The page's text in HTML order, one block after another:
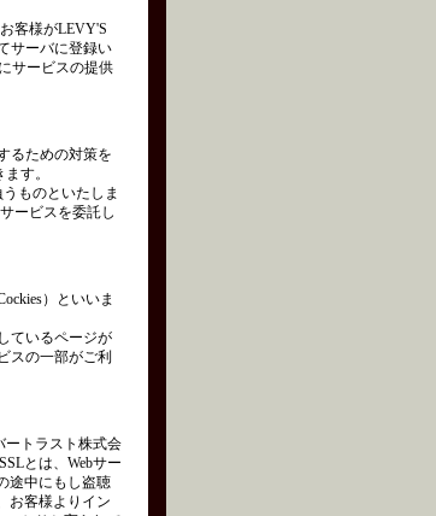
客様がLEVY'S
サーバに登録い
サービスの提供
るための対策を
す。
ものといたしま
ービスを委託し
）といいま
ているページが
スの一部がご利
ートラスト株式会
とは、Webサー
途中にもし盗聴
お客様よりイン